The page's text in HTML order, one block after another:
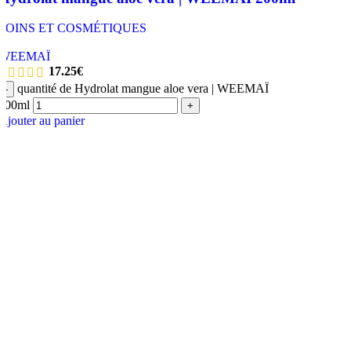
ET COSMÉTIQUES
17.25€
-
quantité de Hydrolat mangue aloe vera | WEEMAÏ
+
au panier